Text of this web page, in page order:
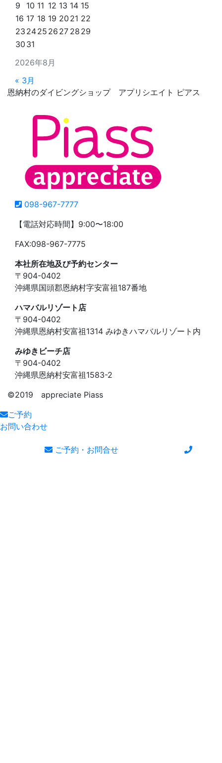
2026年8月
9
10 11 12 13 14 15
16 17 18 19 20 21 22
23 2425 26 27 28 29
30 31
« 3月
恩納村のダイビングショップ アプリシエイト ピアス
098-967-7777
【電話対応時間】9:00〜18:00
FAX:098-967-7775
本社所在地及び予約センター
〒904-0402
沖縄県国頭郡恩納村字安富祖187番地
ハマバルリゾート店
〒904-0402
沖縄県恩納村安富祖1314 みゆきハマバルリゾート内
みゆきビーチ店
〒904-0402
沖縄県恩納村安富祖1583-2
©️2019 appreciate Piass
ご予約
お問い合わせ
ご予約・お問合せ